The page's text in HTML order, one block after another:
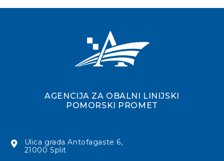
AGENCIJA ZA OBALNI LINIJSKI
POMORSKI PROMET
Ulica grada Antofagaste 6,
21000 Split